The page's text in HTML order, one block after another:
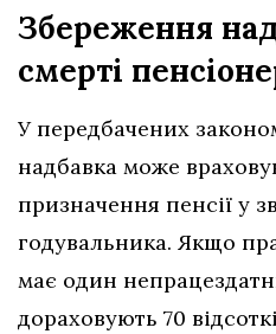
Збереження
смерті
У передбачених
надбавка може
призначення пенсії у
годувальника. Якщо
має один
дораховують 70